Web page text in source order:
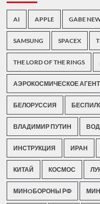
AI APPLE GABE
SAMSUNG SPACEX
THE LORD OF THE RINGS
АЭРОКОСМИЧЕСКОЕ
БЕЛОРУССИЯ
ВЛАДИМИР ПУТИН
ИНСТРУКЦИЯ ИРАН
КИТАЙ КОСМОС
МИНOБОРОНЫ РФ